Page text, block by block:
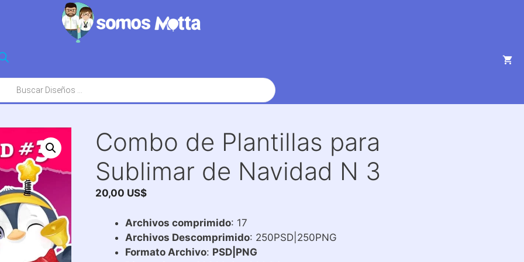
Combo de Plantillas para
Sublimar de Navidad N 3
20,00 US$
Archivos comprimido: 17
Archivos Descomprimido: 250PSD|250PNG
Formato Archivo: PSD|PNG